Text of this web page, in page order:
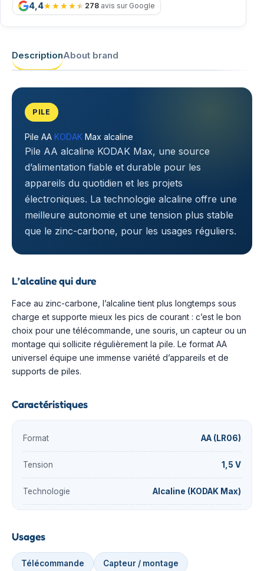
4,4 278 avis sur Google
DescriptionAbout brand
PILE
Pile AA KODAK Max alcaline
Pile AA alcaline KODAK Max, une source
d’alimentation fiable et durable pour les
appareils du quotidien et les projets
électroniques. La technologie alcaline offre une
meilleure autonomie et une tension plus stable
que le zinc-carbone, pour les usages réguliers.
L’alcaline qui dure
Face au zinc-carbone, l’alcaline tient plus longtemps sous
charge et supporte mieux les pics de courant : c’est le bon
choix pour une télécommande, une souris, un capteur ou un
montage qui sollicite régulièrement la pile. Le format AA
universel équipe une immense variété d’appareils et de
supports de piles.
Caractéristiques
Format AA (LR06)
Tension 1,5 V
Technologie Alcaline (KODAK Max)
Usages
Télécommande Capteur / montage